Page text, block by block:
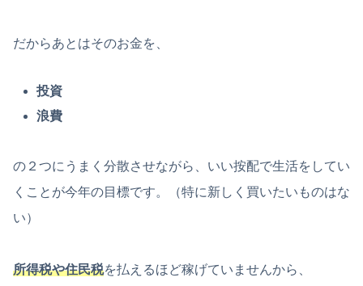
だからあとはそのお金を、
投資
浪費
の２つにうまく分散させながら、いい按配で生活をしてい
くことが今年の目標です。（特に新しく買いたいものはな
い）
所得税や住民税を払えるほど稼げていませんから、